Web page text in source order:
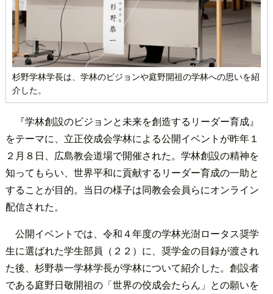
杉野学林学長は、学林のビジョンや庭野開祖の学林への思いを紹
介した。
『学林創設のビジョンと未来を創造するリーダー育成』
をテーマに、立正佼成会学林による公開イベントが昨年１
２月８日、広島教会道場で開催された。学林創設の精神を
知ってもらい、世界平和に貢献するリーダー育成の一助と
することが目的。当日の様子は同教会会員らにオンライン
配信された。
公開イベントでは、令和４年度の学林光澍ロータス奨学
生に選ばれた学生部員（２２）に、奨学金の目録が渡され
た後、杉野恭一学林学長が学林について紹介した。創設者
である庭野日敬開祖の「世界の佼成会たらん」との願いを